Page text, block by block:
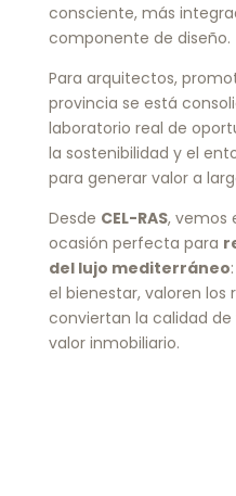
consciente, más
componente de diseño.
Para arquitectos,
provincia se está
laboratorio real de
la sostenibilidad y el
para generar valor a
Desde CEL-RAS, vemos
ocasión perfecta para
del lujo mediterráneo
el bienestar, valoren los
conviertan la calidad
valor inmobiliario.